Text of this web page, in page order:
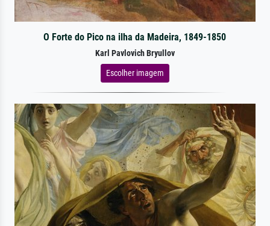
O Forte do Pico na ilha da Madeira, 1849-1850
Karl Pavlovich Bryullov
Escolher imagem